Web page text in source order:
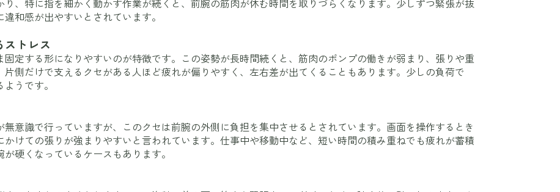
、特に指を細かく動かす作業が続くと、前腕の筋肉が休む時間を取りづらくなります。少しずつ緊張が抜
和感が出やすいとされています。
ストレス
定する形になりやすいのが特徴です。この姿勢が長時間続くと、筋肉のポンプの働きが弱まり、張りや重
側だけで支えるクセがある人ほど疲れが偏りやすく、左右差が出てくることもあります。少しの負荷で
うです。
意識で行っていますが、このクセは前腕の外側に負担を集中させるとされています。画面を操作するとき
けての張りが強まりやすいと言われています。仕事中や移動中など、短い時間の積み重ねでも疲れが蓄積
硬くなっているケースもあります。